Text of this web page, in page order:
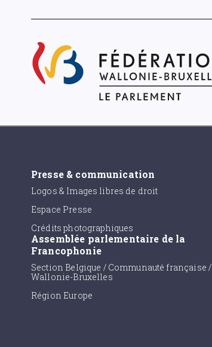
Presse & communication
Logos & Images libres de droit
Espace Presse
Crédits photographiques
Assemblée parlementaire de la
Francophonie
Section Belgique / Communauté française /
Wallonie-Bruxelles
Région Europe